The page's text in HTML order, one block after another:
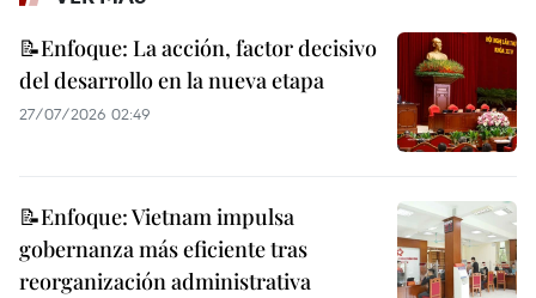
📝Enfoque: La acción, factor decisivo
del desarrollo en la nueva etapa
27/07/2026 02:49
📝Enfoque: Vietnam impulsa
gobernanza más eficiente tras
reorganización administrativa